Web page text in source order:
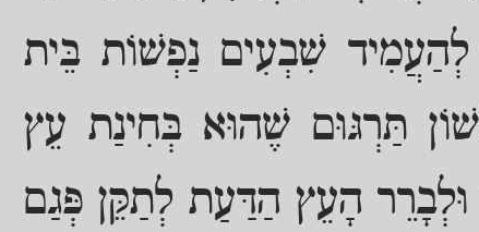
שִׁבְעִים נַפְשׁוֹת בֵּית
תַּרְגּוּם שֶׁהוּא בְּחִינַת עֵץ
הָעֵץ הַדַּעַת לְתַקֵּן פְּגַם